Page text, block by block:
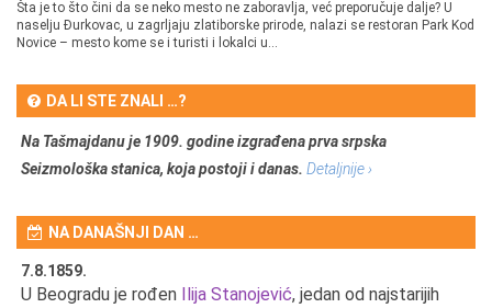
Šta je to što čini da se neko mesto ne zaboravlja, već preporučuje dalje? U
naselju Đurkovac, u zagrljaju zlatiborske prirode, nalazi se restoran Park Kod
Novice – mesto kome se i turisti i lokalci u...
DA LI STE ZNALI …?
Na Tašmajdanu je 1909. godine izgrađena prva srpska
Seizmološka stanica, koja postoji i danas. Detaljnije ›
NA DANAŠNJI DAN …
7.8.1859.
U Beogradu je rođen Ilija Stanojević, jedan od najstarijih